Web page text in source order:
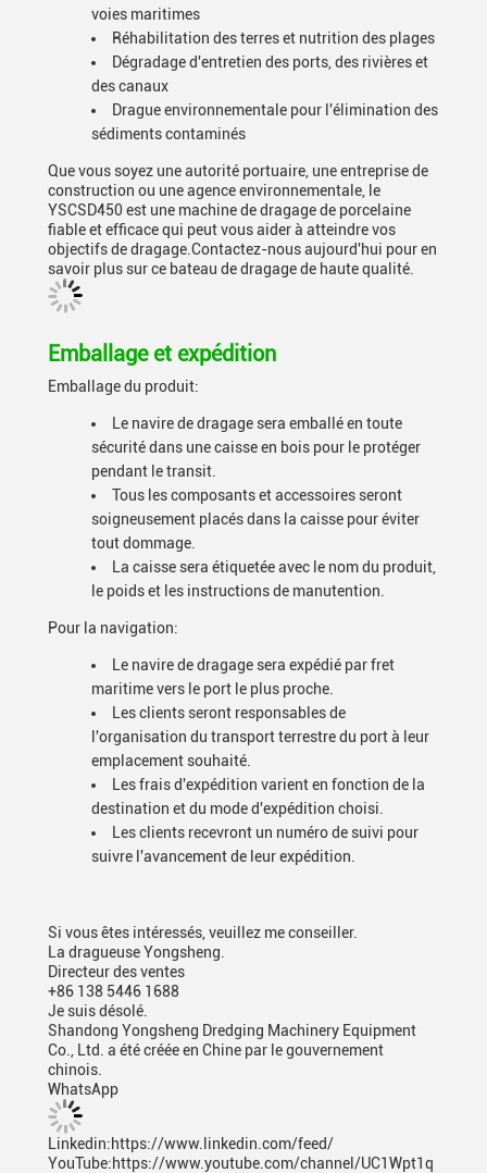
voies maritimes
Réhabilitation des terres et nutrition des plages
Dégradage d'entretien des ports, des rivières et
des canaux
Drague environnementale pour l'élimination des
sédiments contaminés
Que vous soyez une autorité portuaire, une entreprise de
construction ou une agence environnementale, le
YSCSD450 est une machine de dragage de porcelaine
fiable et efficace qui peut vous aider à atteindre vos
objectifs de dragage.Contactez-nous aujourd'hui pour en
savoir plus sur ce bateau de dragage de haute qualité.
Emballage et expédition
Emballage du produit:
Le navire de dragage sera emballé en toute
sécurité dans une caisse en bois pour le protéger
pendant le transit.
Tous les composants et accessoires seront
soigneusement placés dans la caisse pour éviter
tout dommage.
La caisse sera étiquetée avec le nom du produit,
le poids et les instructions de manutention.
Pour la navigation:
Le navire de dragage sera expédié par fret
maritime vers le port le plus proche.
Les clients seront responsables de
l'organisation du transport terrestre du port à leur
emplacement souhaité.
Les frais d'expédition varient en fonction de la
destination et du mode d'expédition choisi.
Les clients recevront un numéro de suivi pour
suivre l'avancement de leur expédition.
Si vous êtes intéressés, veuillez me conseiller.
La dragueuse Yongsheng.
Directeur des ventes
+86 138 5446 1688
Je suis désolé.
Shandong Yongsheng Dredging Machinery Equipment
Co., Ltd. a été créée en Chine par le gouvernement
chinois.
WhatsApp
Linkedin:https://www.linkedin.com/feed/
YouTube:https://www.youtube.com/channel/UC1Wpt1q